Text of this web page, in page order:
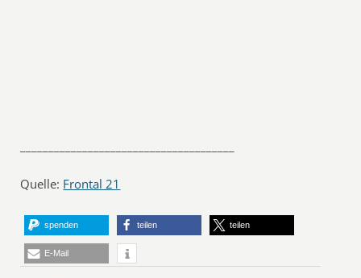
Quelle: Frontal 21
spenden teilen teilen
E-Mail